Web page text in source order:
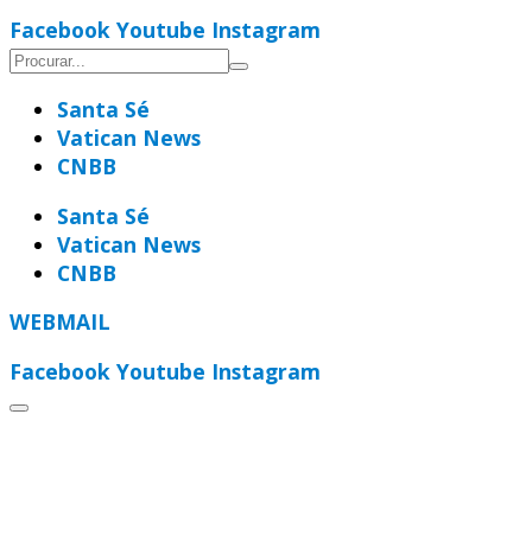
Facebook Youtube Instagram
Santa Sé
Vatican News
CNBB
Santa Sé
Vatican News
CNBB
WEBMAIL
Facebook Youtube Instagram